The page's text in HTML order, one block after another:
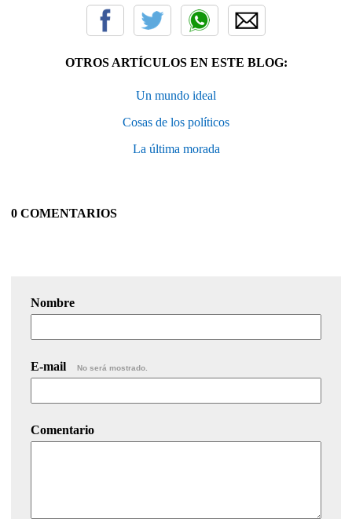
OTROS ARTÍCULOS EN ESTE BLOG:
Un mundo ideal
Cosas de los políticos
La última morada
0 COMENTARIOS
Nombre
E-mail No será mostrado.
Comentario